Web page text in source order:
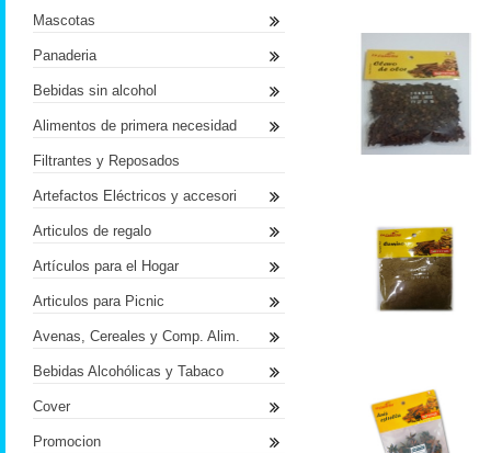
Mascotas
Panaderia
Bebidas sin alcohol
Alimentos de primera necesidad
Filtrantes y Reposados
Artefactos Eléctricos y accesori
Articulos de regalo
Artículos para el Hogar
Articulos para Picnic
Avenas, Cereales y Comp. Alim.
Bebidas Alcohólicas y Tabaco
Cover
Promocion